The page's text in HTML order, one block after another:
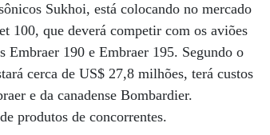
Sukhoi, está colocando no mercado
100, que deverá competir com os aviões
190 e Embraer 195. Segundo o
cerca de US$ 27,8 milhões, terá custos
e da canadense Bombardier.
produtos de concorrentes.